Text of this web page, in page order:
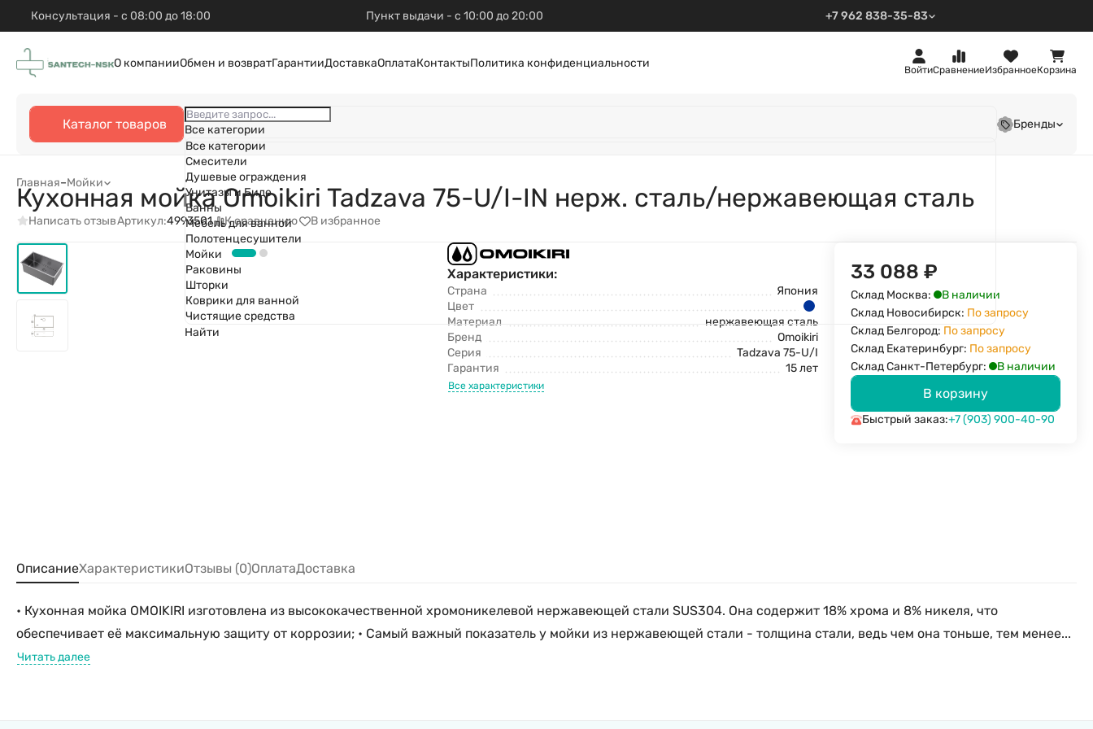
Консультация - с 08:00 до 18:00 Пункт выдачи - с 10:00 до 20:00 +7 962 838-35-83
О компанииОбмен и возвратГарантииДоставкаОплатаКонтактыПолитика конфиденциальности
ВойтиСравнениеИзбранноеКорзина
Каталог товаров
Все категории
Все категории
Смесители
Душевые ограждения
Унитазы и Биде
Ванны
Мебель для ванной
Полотенцесушители
Мойки
Раковины
Шторки
Коврики для ванной
Чистящие средства
Найти
Бренды
Главная–Мойки
Кухонная мойка Omoikiri Tadzava 75-U/I-IN нерж. сталь/нержавеющая сталь
Написать отзывАртикул:4993501 К сравнению В избранное
Характеристики:
Страна
Япония
Цвет
Материал
нержавеющая сталь
Бренд
Omoikiri
Серия
Tadzava 75-U/I
Гарантия
15 лет
Все характеристики
33 088₽
Склад Москва:
В наличии
Склад Новосибирск: По запросу
Склад Белгород: По запросу
Склад Екатеринбург: По запросу
Склад Санкт-Петербург:
В наличии
В корзину
Быстрый заказ:+7 (903) 900-40-90
ОписаниеХарактеристикиОтзывы (0)ОплатаДоставка
• Кухонная мойка OMOIKIRI изготовлена из высококачественной хромоникелевой нержавеющей стали SUS304. Она содержит 18% хрома и 8% никеля, что
обеспечивает её максимальную защиту от коррозии; • Самый важный показатель у мойки из нержавеющей стали - толщина стали, ведь чем она тоньше, тем менее...
Читать далее